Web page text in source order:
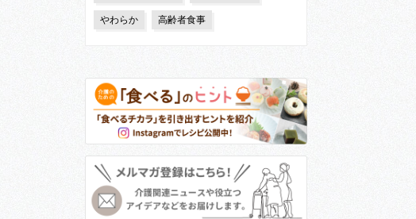
やわらか 高齢者食事